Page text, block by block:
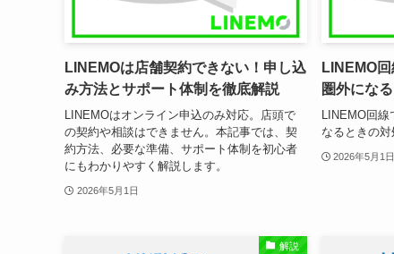
LINEMOは店舗契約できない！申し込
み方法とサポート体制を徹底解説
LINEMOはオンライン申込のみ対応。店頭で
の契約や相談はできません。本記事では、契
約方法、必要な準備、サポート体制を初心者
にもわかりやすく解説します。
2026年5月1日
LINEMO
圏外にな
LINEMO回線
なるときの対
2026年5月1日
解説